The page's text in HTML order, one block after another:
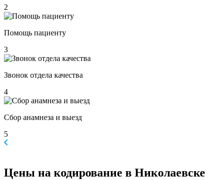
2
Помощь пациенту
3
Звонок отдела качества
4
Сбор анамнеза и выезд
5
Цены на кодирование в Николаевске